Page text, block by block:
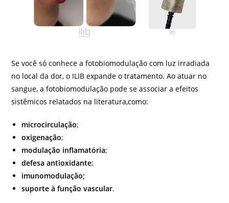
Se você só conhece a fotobiomodulação com luz irradiada
no local da dor, o ILIB expande o tratamento. Ao atuar no
sangue, a fotobiomodulação pode se associar a efeitos
sistêmicos relatados na literatura,como:
microcirculação;
oxigenação;
modulação inflamatória;
defesa antioxidante;
imunomodulação;
suporte à função vascular.